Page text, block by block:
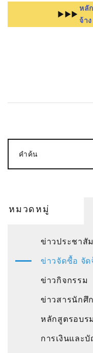
►►►
หลั
จ้าง
คำค้น
หมวดหมู่
ข่าวประชาสั
ข่าวจัดซื้อ จัด
ข่าวกิจกรรม
ข่าวสารนักศึ
หลักสูตรอบรม
การเงินและ